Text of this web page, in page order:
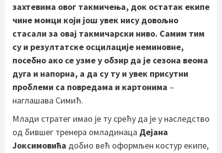
захтевима овог такмичења, док остатак екипе
чине момци који још увек нису довољно
стасали за овај такмичарски ниво. Самим тим
су и резултатске осцилације неминовне,
посебно ако се узме у обзир да је сезона веома
дуга и напорна, а да су ту и увек присутни
проблеми са повредама и картонима –
наглашава Симић.
Млади стратег имао је ту срећу да је у наследство
од бившег тренера омладинаца Дејана
Јоксимовића добио већ оформљен костур екипе,